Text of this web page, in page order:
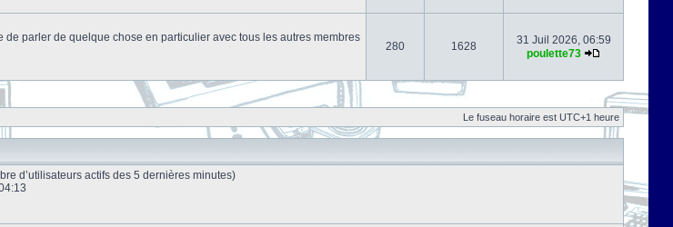
parler de quelque chose en particulier avec tous les autres membres
280 1628
31 Juil 2026, 06:59
poulette73
Le fuseau horaire est UTC+1 heure
d’utilisateurs actifs des 5 dernières minutes)